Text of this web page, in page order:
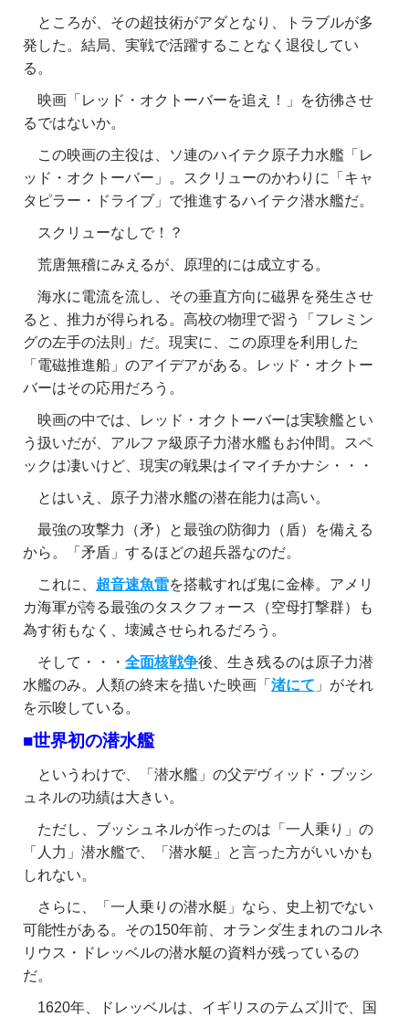
ところが、その超技術がアダとなり、トラブルが多
発した。結局、実戦で活躍することなく退役してい
る。
映画「レッド・オクトーバーを追え！」を彷彿させ
るではないか。
この映画の主役は、ソ連のハイテク原子力水艦「レ
ッド・オクトーバー」。スクリューのかわりに「キャ
タピラー・ドライブ」で推進するハイテク潜水艦だ。
スクリューなしで！？
荒唐無稽にみえるが、原理的には成立する。
海水に電流を流し、その垂直方向に磁界を発生させ
ると、推力が得られる。高校の物理で習う「フレミン
グの左手の法則」だ。現実に、この原理を利用した
「電磁推進船」のアイデアがある。レッド・オクトー
バーはその応用だろう。
映画の中では、レッド・オクトーバーは実験艦とい
う扱いだが、アルファ級原子力潜水艦もお仲間。スペ
ックは凄いけど、現実の戦果はイマイチかナシ・・・
とはいえ、原子力潜水艦の潜在能力は高い。
最強の攻撃力（矛）と最強の防御力（盾）を備える
から。「矛盾」するほどの超兵器なのだ。
これに、 超音速魚雷を搭載すれば鬼に金棒。アメリ
カ海軍が誇る最強のタスクフォース（空母打撃群）も
為す術もなく、壊滅させられるだろう。
そして・・・ 全面核戦争後、生き残るのは原子力潜
水艦のみ。人類の終末を描いた映画「 渚にて 」がそれ
を示唆している。
■世界初の潜水艦
というわけで、「潜水艦」の父デヴィッド・ブッシ
ュネルの功績は大きい。
ただし、ブッシュネルが作ったのは「一人乗り」の
「人力」潜水艦で、「潜水艇」と言った方がいいかも
しれない。
さらに、「一人乗りの潜水艇」なら、史上初でない
可能性がある。その150年前、オランダ生まれのコルネ
リウス・ドレッベルの潜水艇の資料が残っているの
だ。
1620年、ドレッベルは、イギリスのテムズ川で、国